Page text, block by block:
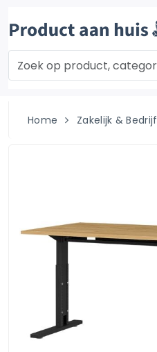
Home Zakelijk & Bedrijf